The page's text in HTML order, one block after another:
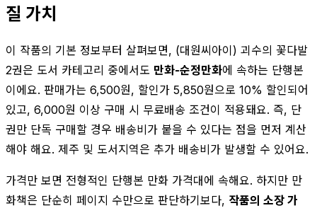
질 가치
이 작품의 기본 정보부터 살펴보면, (대원씨아이) 괴수의 꽃다발
2권은 도서 카테고리 중에서도 만화-순정만화에 속하는 단행본
이에요. 판매가는 6,500원, 할인가 5,850원으로 10% 할인되어
있고, 6,000원 이상 구매 시 무료배송 조건이 적용돼요. 즉, 단
권만 단독 구매할 경우 배송비가 붙을 수 있다는 점을 먼저 계산
해야 해요. 제주 및 도서지역은 추가 배송비가 발생할 수 있어요.
가격만 보면 전형적인 단행본 만화 가격대에 속해요. 하지만 만
화책은 단순히 페이지 수만으로 판단하기보다, 작품의 소장 가